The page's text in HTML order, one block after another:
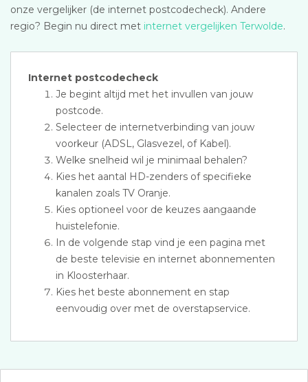
onze vergelijker (de internet postcodecheck). Andere
regio? Begin nu direct met internet vergelijken Terwolde.
Internet postcodecheck
Je begint altijd met het invullen van jouw
postcode.
Selecteer de internetverbinding van jouw
voorkeur (ADSL, Glasvezel, of Kabel).
Welke snelheid wil je minimaal behalen?
Kies het aantal HD-zenders of specifieke
kanalen zoals TV Oranje.
Kies optioneel voor de keuzes aangaande
huistelefonie.
In de volgende stap vind je een pagina met
de beste televisie en internet abonnementen
in Kloosterhaar.
Kies het beste abonnement en stap
eenvoudig over met de overstapservice.